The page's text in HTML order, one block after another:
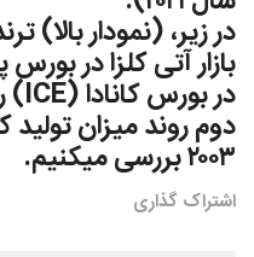
در زير، (نمودار بالا)
دوم روند ميزان توليد
٢٠٠٣ بررسى ميكنيم.
اشتراک گذاری